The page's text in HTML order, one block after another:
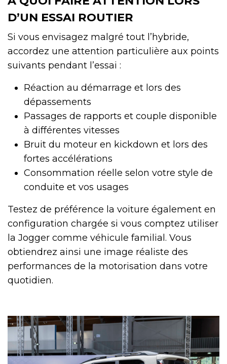
D’UN ESSAI ROUTIER
Si vous envisagez malgré tout l’hybride,
accordez une attention particulière aux points
suivants pendant l’essai :
Réaction au démarrage et lors des
dépassements
Passages de rapports et couple disponible
à différentes vitesses
Bruit du moteur en kickdown et lors des
fortes accélérations
Consommation réelle selon votre style de
conduite et vos usages
Testez de préférence la voiture également en
configuration chargée si vous comptez utiliser
la Jogger comme véhicule familial. Vous
obtiendrez ainsi une image réaliste des
performances de la motorisation dans votre
quotidien.